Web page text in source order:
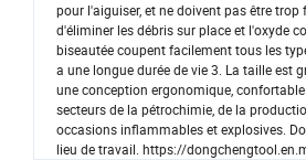
pour l'aiguiser, et ne doivent pas être
d'éliminer les débris sur place et l'oxyde
biseautée coupent facilement tous les
a une longue durée de vie 3. La taille est
une conception ergonomique,
secteurs de la pétrochimie, de la
occasions inflammables et explosives.
lieu de travail. https://